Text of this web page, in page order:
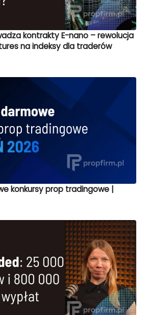
kontrakty E-nano – rewolucja
na indeksy dla traderów
konkursy prop tradingowe |